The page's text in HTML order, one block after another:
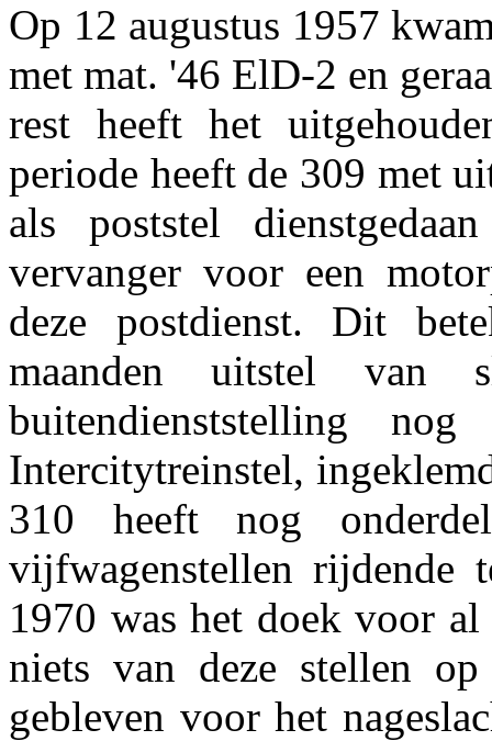
Op 12 augustus 1957
met mat. '46 ElD-2 en
rest heeft het
periode heeft de 309 met
als poststel
vervanger voor een
deze postdienst. Dit
maanden uitstel
buitendienststelling
Intercitytreinstel,
310 heeft nog
vijfwagenstellen rijdende
1970 was het doek voor
niets van deze stellen
gebleven voor het